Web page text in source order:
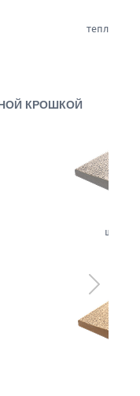
КРОШКОЙ